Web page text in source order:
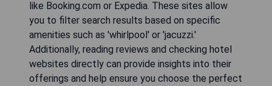
like Booking.com or Expedia. These sites allow
you to filter search results based on specific
amenities such as 'whirlpool' or 'jacuzzi.'
Additionally, reading reviews and checking hotel
websites directly can provide insights into their
offerings and help ensure you choose the perfect